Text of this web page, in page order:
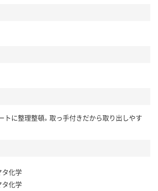
トに整理整頓。取っ手付きだから取り出しやす
タ化学
タ化学